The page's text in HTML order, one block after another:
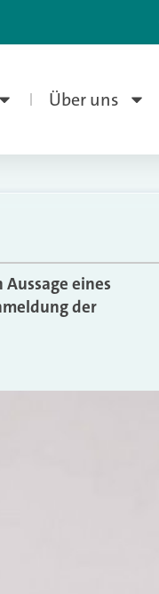
Über uns
eines
der